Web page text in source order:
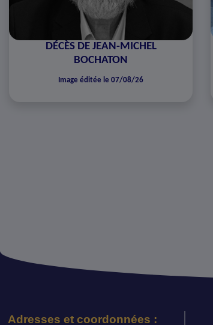
DÉCÈS DE JEAN-MICHEL
BOCHATON
Image éditée le 07/08/26
Adresses et coordonnées :